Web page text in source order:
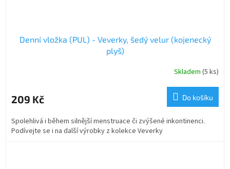
Denní vložka (PUL) - Veverky, šedý velur (kojenecký
plyš)
Skladem (5 ks)
209 Kč Do košíku
Spolehlivá i během silnější menstruace či zvýšené inkontinenci.
Podívejte se i na další výrobky z kolekce Veverky